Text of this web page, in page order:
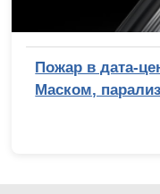
Пожар в дата-
Маском,